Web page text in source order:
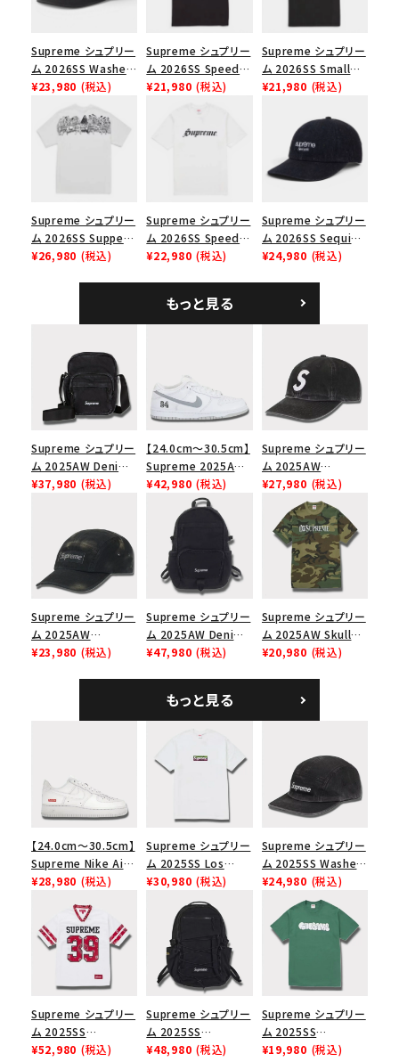
Supreme シュプリー
ム 2026SS Washed
Chino Twill Camp
Cap ウォッシュド チ
ノツイル キャンプキャ
ップ ブラック
¥23,980 (税込)
Supreme シュプリー
ム 2026SS Speed
Tee スピードTシャツ
¥21,980 (税込)
Supreme シュプリー
ム 2026SS Small
Box Tee スモールボ
¥21,980 (税込)
Supreme シュプリー
ム 2026SS Supper
Tee サパーTシャツ
¥26,980 (税込)
Supreme シュプリー
ム 2026SS Speed
Tee スピードTシャツ
¥22,980 (税込)
Supreme シュプリー
ム 2026SS Sequin
Denim Classic
シックロゴ 6パネルキ
ャップ ブラック
¥24,980 (税込)
もっと見る
Supreme シュプリー
ム 2025AW Denim
Shoulder Bag デニ
¥37,980 (税込)
【24.0cm～30.5cm】
Supreme 2025AW
Nike SB Dunk Low
ナイキ SB ダンク ロ
ー スニーカー ホワイ
¥42,980 (税込)
Supreme シュプリー
ム 2025AW
Pigment Coated
2-Tone S Logo 6-
Panel Cap ピグメン
トコーテッド 2トーン
エスロゴ 6パネルキャ
ップ ブラック
¥27,980 (税込)
Supreme シュプリー
ム 2025AW
Overdyed Camp
¥23,980 (税込)
Supreme シュプリー
ム 2025AW Denim
Backpack デニム バ
¥47,980 (税込)
Supreme シュプリー
ム 2025AW Skull
Tee スカル Tシャ
¥20,980 (税込)
もっと見る
【24.0cm～30.5cm】
Supreme Nike Air
Force 1 Low シュプ
ース１スニーカー シ
ューズ ホワイト
¥28,980 (税込)
Supreme シュプリー
ム 2025SS Los
Angeles Fire Relief
Box Logo Tee ファ
イヤーリリーフボック
スロゴTシャツ ホワ
イト 白
¥30,980 (税込)
Supreme シュプリー
ム 2025SS Washed
Chino Twill Camp
Cap ウォッシュチノツ
イルキャンプキャップ
ブラック 黒
¥24,980 (税込)
Supreme シュプリー
ム 2025SS
Bandana Football
¥52,980 (税込)
Supreme シュプリー
ム 2025SS
Backpack バックパッ
¥48,980 (税込)
Supreme シュプリー
ム 2025SS
Homerun Tee ホー
¥19,980 (税込)